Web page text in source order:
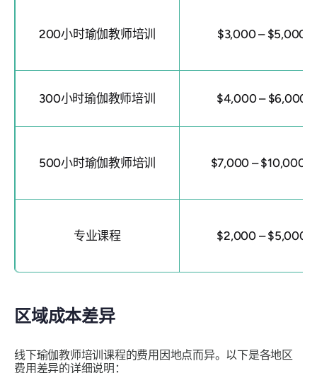
200小时瑜伽教师培训 $3,000 – $5,000
300小时瑜伽教师培训 $4,000 – $6,000
500小时瑜伽教师培训 $7,000 – $10,000+
专业课程 $2,000 – $5,000
区域成本差异
线下瑜伽教师培训课程的费用因地点而异。以下是各地区
费用差异的详细说明：